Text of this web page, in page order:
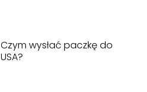
Czym wysłać paczkę do
USA?